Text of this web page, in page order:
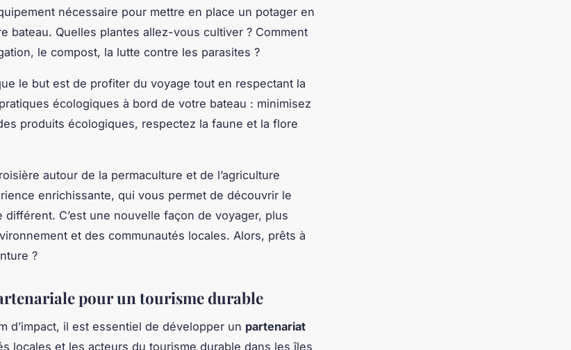
nécessaire pour mettre en place un potager en
bateau. Quelles plantes allez-vous cultiver ? Comment
le compost, la lutte contre les parasites ?
le but est de profiter du voyage tout en respectant la
écologiques à bord de votre bateau : minimisez
produits écologiques, respectez la faune et la flore
autour de la permaculture et de l’agriculture
enrichissante, qui vous permet de découvrir le
C’est une nouvelle façon de voyager, plus
et des communautés locales. Alors, prêts à
?
pour un tourisme durable
d’impact, il est essentiel de développer un partenariat
locales et les acteurs du tourisme durable dans les îles